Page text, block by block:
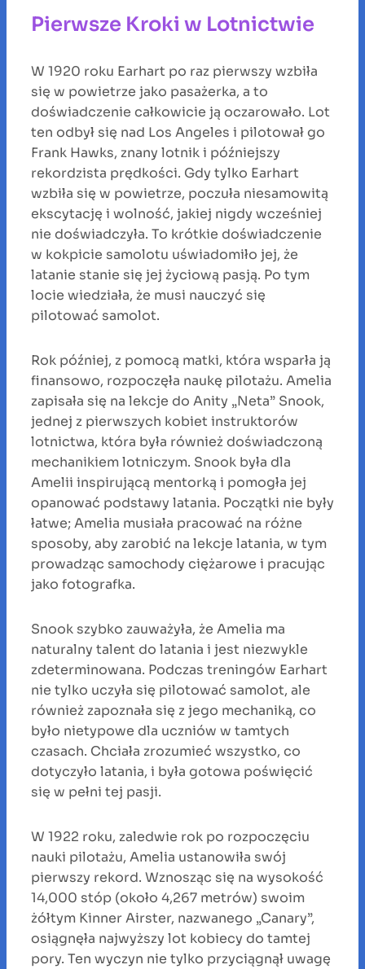
Pierwsze Kroki w Lotnictwie
W 1920 roku Earhart po raz pierwszy wzbiła
się w powietrze jako pasażerka, a to
doświadczenie całkowicie ją oczarowało. Lot
ten odbył się nad Los Angeles i pilotował go
Frank Hawks, znany lotnik i późniejszy
rekordzista prędkości. Gdy tylko Earhart
wzbiła się w powietrze, poczuła niesamowitą
ekscytację i wolność, jakiej nigdy wcześniej
nie doświadczyła. To krótkie doświadczenie
w kokpicie samolotu uświadomiło jej, że
latanie stanie się jej życiową pasją. Po tym
locie wiedziała, że musi nauczyć się
pilotować samolot.
Rok później, z pomocą matki, która wsparła ją
finansowo, rozpoczęła naukę pilotażu. Amelia
zapisała się na lekcje do Anity „Neta” Snook,
jednej z pierwszych kobiet instruktorów
lotnictwa, która była również doświadczoną
mechanikiem lotniczym. Snook była dla
Amelii inspirującą mentorką i pomogła jej
opanować podstawy latania. Początki nie były
łatwe; Amelia musiała pracować na różne
sposoby, aby zarobić na lekcje latania, w tym
prowadząc samochody ciężarowe i pracując
jako fotografka.
Snook szybko zauważyła, że Amelia ma
naturalny talent do latania i jest niezwykle
zdeterminowana. Podczas treningów Earhart
nie tylko uczyła się pilotować samolot, ale
również zapoznała się z jego mechaniką, co
było nietypowe dla uczniów w tamtych
czasach. Chciała zrozumieć wszystko, co
dotyczyło latania, i była gotowa poświęcić
się w pełni tej pasji.
W 1922 roku, zaledwie rok po rozpoczęciu
nauki pilotażu, Amelia ustanowiła swój
pierwszy rekord. Wznosząc się na wysokość
14,000 stóp (około 4,267 metrów) swoim
żółtym Kinner Airster, nazwanego „Canary”,
osiągnęła najwyższy lot kobiecy do tamtej
pory. Ten wyczyn nie tylko przyciągnął uwagę